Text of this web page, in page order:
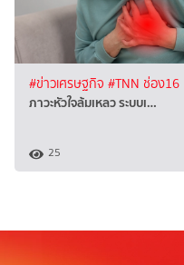
#ข่าวเศรษฐกิจ #TNN ช่อง16
ภาวะหัวใจล้มเหลว ระบบเ…
25